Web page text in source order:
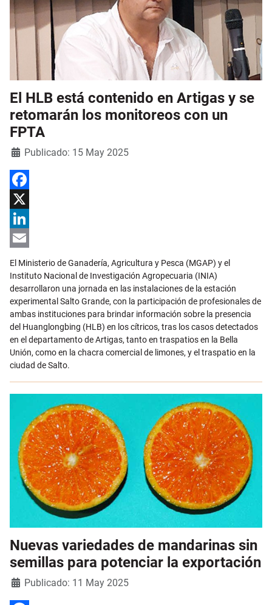
El HLB está contenido en Artigas y se
retomarán los monitoreos con un
FPTA
DetallesPublicado: 15 May 2025
Facebook
X
LinkedIn
Email
El Ministerio de Ganadería, Agricultura y Pesca (MGAP) y el
Instituto Nacional de Investigación Agropecuaria (INIA)
desarrollaron una jornada en las instalaciones de la estación
experimental Salto Grande, con la participación de profesionales de
ambas instituciones para brindar información sobre la presencia
del Huanglongbing (HLB) en los cítricos, tras los casos detectados
en el departamento de Artigas, tanto en traspatios en la Bella
Unión, como en la chacra comercial de limones, y el traspatio en la
ciudad de Salto.
Nuevas variedades de mandarinas sin
semillas para potenciar la exportación
Detalles
Publicado: 11 May 2025